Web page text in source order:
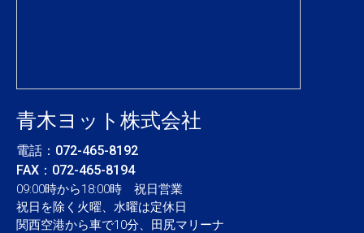
青木ヨット株式会社
電話： 072-465-8192
FAX：072-465-8194
09:00時から18:00時 祝日営業
祝日を除く火曜、水曜は定休日
関西空港から車で10分、田尻マリーナ